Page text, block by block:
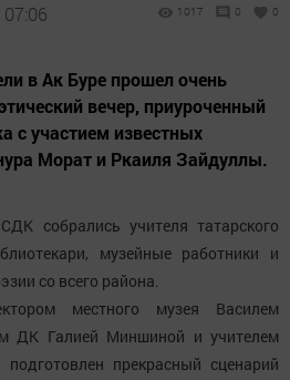
1017 0 0
в Ак Буре прошел очень
вечер, приуроченный
с участием известных
Морат и Ркаиля Зайдуллы.
собрались учителя татарского
музейные работники и
со всего района.
местного музея Василем
ДК Галией Миншиной и учителем
прекрасный сценарий